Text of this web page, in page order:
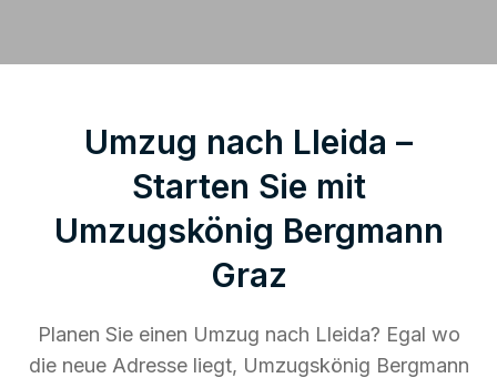
Umzug nach Lleida –
Starten Sie mit
Umzugskönig Bergmann
Graz
Planen Sie einen Umzug nach Lleida? Egal wo
die neue Adresse liegt, Umzugskönig Bergmann